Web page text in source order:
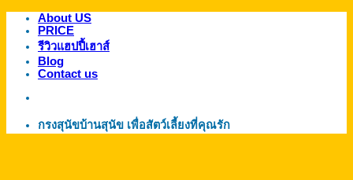
ข้าม
เนื้อหา
About US
PRICE
รีวิวแฮปปี้เฮาส์
Blog
Contact us
กรงสุนัขบ้านสุนัข เพื่อสัตว์เลี้ยงที่คุณรัก